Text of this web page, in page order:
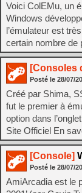
Voici ColEMu, un
Windows
l’émulateur est
certain nombre de
[Consoles
Posté le 28/07/
Créé par Shima,
fut le premier à
option dans
Site Officiel En
[Console]
Posté le 28/07/
AmiArcadia est le